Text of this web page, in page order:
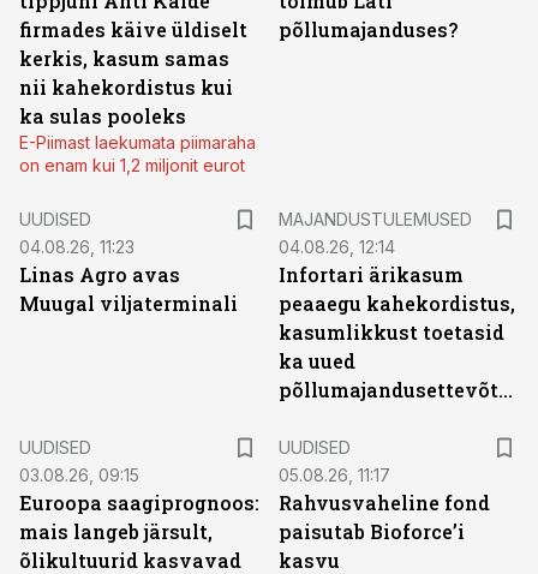
firmades käive üldiselt
kerkis, kasum samas
nii kahekordistus kui
ka sulas pooleks
E-Piimast laekumata piimaraha
on enam kui 1,2 miljonit eurot
põllumajanduses?
UUDISED
04.08.26, 11:23
Linas Agro avas
Muugal viljaterminali
MAJANDUSTULEMUSED
04.08.26, 12:14
Infortari ärikasum
peaaegu kahekordistus,
kasumlikkust toetasid
ka uued
põllumajandusettevõtted
UUDISED
03.08.26, 09:15
Euroopa saagiprognoos:
mais langeb järsult,
õlikultuurid kasvavad
UUDISED
05.08.26, 11:17
Rahvusvaheline fond
paisutab Bioforce’i
kasvu